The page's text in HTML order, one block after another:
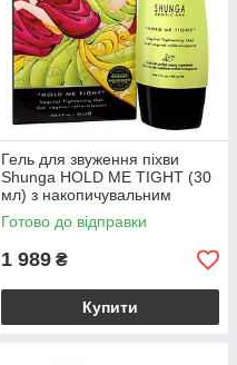
Гель для звуження піхви
Shunga HOLD ME TIGHT (30
мл) з накопичувальним
ефектом
Готово до відправки
1 989 ₴
Купити